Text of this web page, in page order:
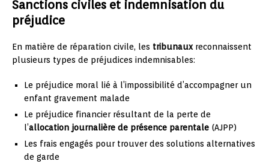
Sanctions civiles et indemnisation du
préjudice
En matière de réparation civile, les tribunauxreconnaissent
plusieurs types de préjudices indemnisables:
Le préjudice moral lié à l’impossibilité d’accompagner un
enfant gravement malade
Le préjudice financier résultant de la perte de
l’allocation journalière de présence parentale (AJPP)
Les frais engagés pour trouver des solutions alternatives
de garde